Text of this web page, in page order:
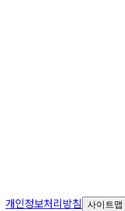
개인정보처리방침 사이트맵